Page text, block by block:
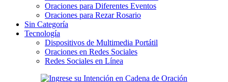
Oraciones para Diferentes Eventos
Oraciones para Rezar Rosario
Sin Categoría
Tecnología
Dispositivos de Multimedia Portátil
Oraciones en Redes Sociales
Redes Sociales en Línea